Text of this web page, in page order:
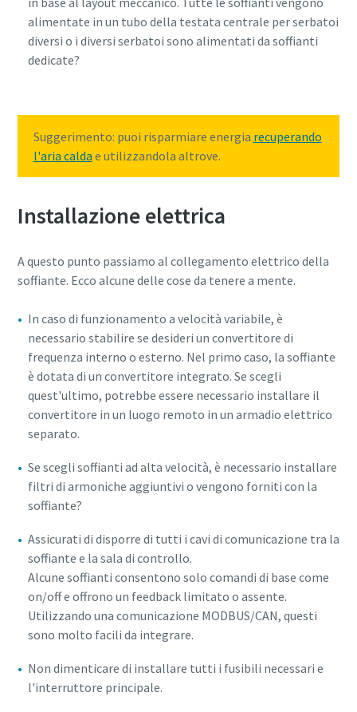
alimentate in un tubo della testata centrale per serbatoi
diversi o i diversi serbatoi sono alimentati da soffianti
dedicate?
Suggerimento: puoi risparmiare energia recuperando
l'aria calda e utilizzandola altrove.
Installazione elettrica
A questo punto passiamo al collegamento elettrico della
soffiante. Ecco alcune delle cose da tenere a mente.
In caso di funzionamento a velocità variabile, è
necessario stabilire se desideri un convertitore di
frequenza interno o esterno. Nel primo caso, la soffiante
è dotata di un convertitore integrato. Se scegli
quest'ultimo, potrebbe essere necessario installare il
convertitore in un luogo remoto in un armadio elettrico
separato.
Se scegli soffianti ad alta velocità, è necessario installare
filtri di armoniche aggiuntivi o vengono forniti con la
soffiante?
Assicurati di disporre di tutti i cavi di comunicazione tra la
soffiante e la sala di controllo.
Alcune soffianti consentono solo comandi di base come
on/off e offrono un feedback limitato o assente.
Utilizzando una comunicazione MODBUS/CAN, questi
sono molto facili da integrare.
Non dimenticare di installare tutti i fusibili necessari e
l'interruttore principale.